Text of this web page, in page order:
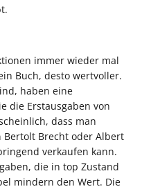
immer wieder mal
Buch, desto wertvoller.
haben eine
die Erstausgaben von
dass man
Bertolt Brecht oder Albert
verkaufen kann.
die in top Zustand
mindern den Wert. Die